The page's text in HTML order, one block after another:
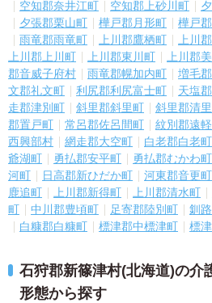
空知郡奈井江町
空知郡上砂川町
夕張郡栗山町
樺戸郡月形町 樺戸
雨竜郡雨竜町
上川郡鷹栖町 上川
上川郡上川町
上川郡東川町 上川郡
郡音威子府村
雨竜郡幌加内町 増毛
文郡礼文町
利尻郡利尻富士町 天塩
走郡津別町
斜里郡斜里町 斜里郡清
郡置戸町
常呂郡佐呂間町 紋別郡遠
西興部村
網走郡大空町 白老郡白老町
爺湖町
勇払郡安平町 勇払郡むかわ町
河町
日高郡新ひだか町 河東郡音更町
鹿追町
上川郡新得町 上川郡清水町
町
中川郡豊頃町 足寄郡陸別町 釧
白糠郡白糠町
標津郡中標津町 標
石狩郡新篠津村(北海道)の介
形態から探す